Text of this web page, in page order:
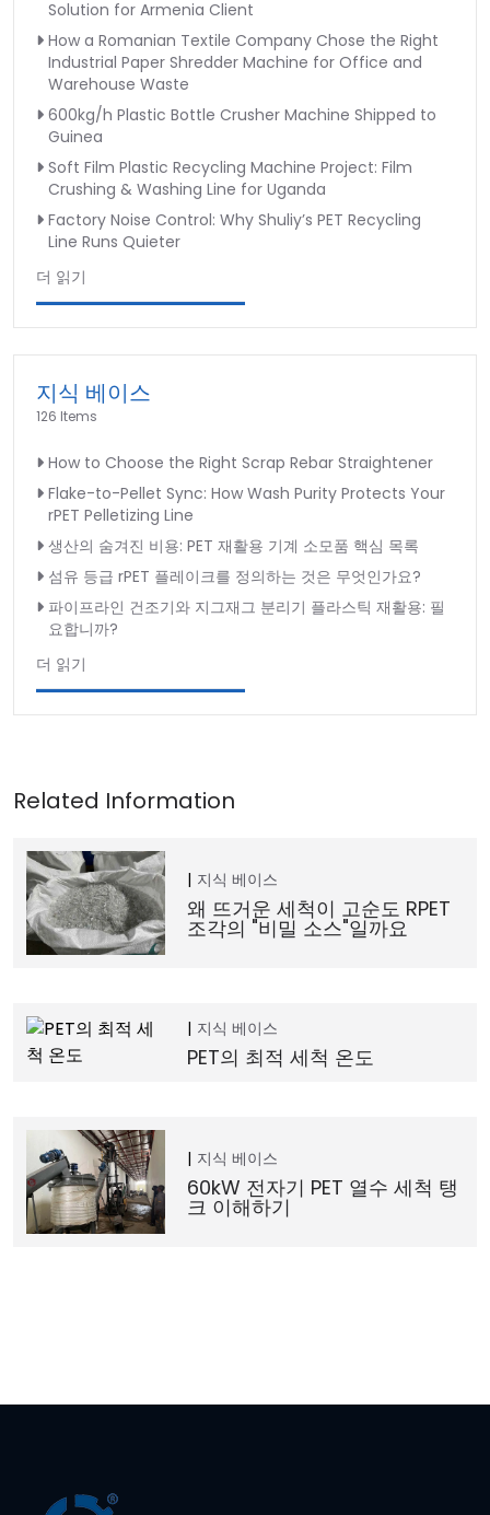
크
Solution for Armenia Client
How a Romanian Textile Company Chose the Right
Industrial Paper Shredder Machine for Office and
Warehouse Waste
600kg/h Plastic Bottle Crusher Machine Shipped to
Guinea
Soft Film Plastic Recycling Machine Project: Film
Crushing & Washing Line for Uganda
Factory Noise Control: Why Shuliy’s PET Recycling
Line Runs Quieter
더 읽기
지식 베이스
126 Items
How to Choose the Right Scrap Rebar Straightener
Flake-to-Pellet Sync: How Wash Purity Protects Your
rPET Pelletizing Line
생산의 숨겨진 비용: PET 재활용 기계 소모품 핵심 목록
섬유 등급 rPET 플레이크를 정의하는 것은 무엇인가요?
파이프라인 건조기와 지그재그 분리기 플라스틱 재활용: 필
요합니까?
더 읽기
지식 베이스
왜 뜨거운 세척이 고순도 RPET
조각의 "비밀 소스"일까요
지식 베이스
PET의 최적 세척 온도
지식 베이스
60kW 전자기 PET 열수 세척 탱
크 이해하기